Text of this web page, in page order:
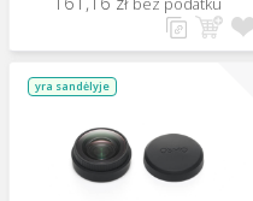
yra sandėlyje